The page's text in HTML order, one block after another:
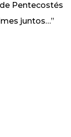
Pentecostés
juntos…”